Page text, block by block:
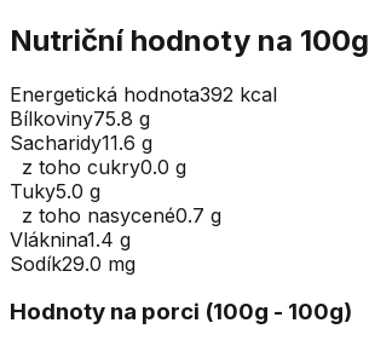
Nutriční hodnoty na 100g
Energetická hodnota392 kcal
Bílkoviny75.8 g
Sacharidy11.6 g
z toho cukry0.0 g
Tuky5.0 g
z toho nasycené0.7 g
Vláknina1.4 g
Sodík29.0 mg
Hodnoty na porci (100g - 100g)